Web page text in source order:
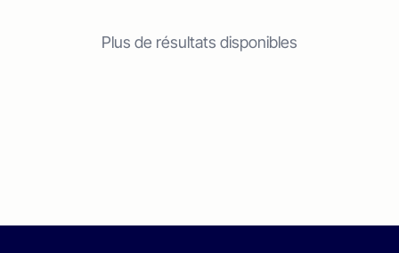
Plus de résultats disponibles